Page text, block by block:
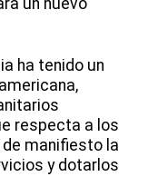
un nuevo
ha tenido un
respecta a los
manifiesto la
y dotarlos